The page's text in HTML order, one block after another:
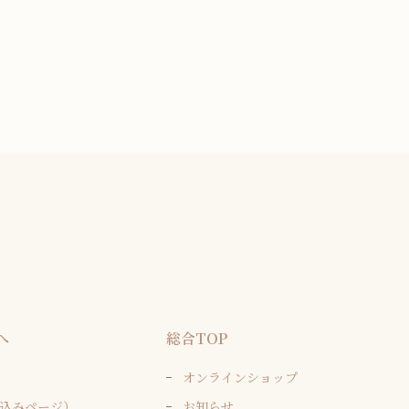
総合TOP
オンラインショップ